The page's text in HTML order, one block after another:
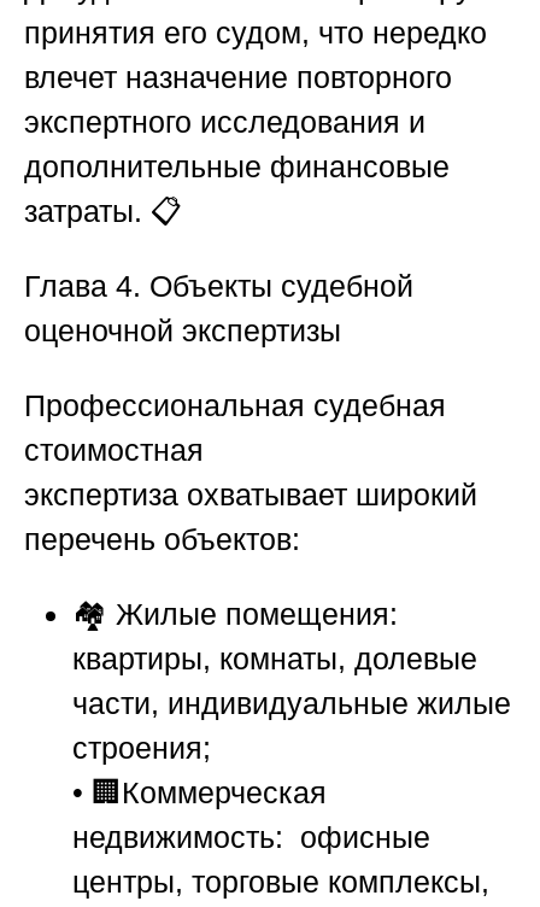
принятия его судом, что нередко
влечет назначение повторного
экспертного исследования и
дополнительные финансовые
затраты. 📋
Глава 4. Объекты судебной
оценочной экспертизы
Профессиональная судебная
стоимостная
экспертиза охватывает широкий
перечень объектов:
🏘️ Жилые помещения:
квартиры, комнаты, долевые
части, индивидуальные жилые
строения;
• 🏢 Коммерческая
недвижимость:
офисные
центры, торговые комплексы,